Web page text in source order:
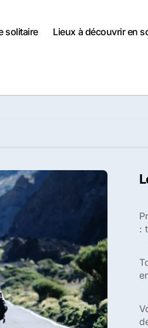
solitaire Lieux à découvrir en
: